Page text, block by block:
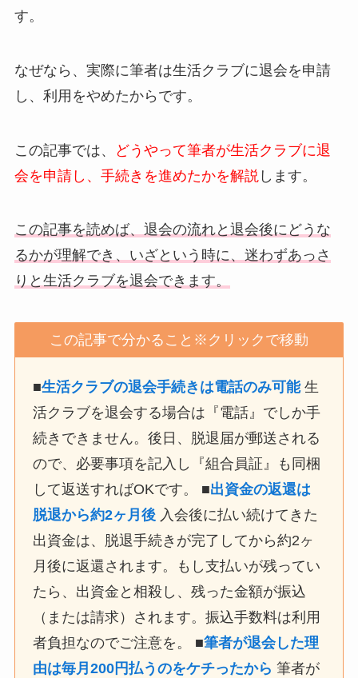
す。
なぜなら、実際に筆者は生活クラブに退会を申請
し、利用をやめたからです。
この記事では、
どうやって筆者が生活クラブに退
会を申請し、手続きを進めたかを解説 します。
この記事を読めば、退会の流れと退会後にどうな
るかが理解でき、いざという時に、迷わずあっさ
りと生活クラブを退会できます。
この記事で分かること※クリックで移動
■生活クラブの退会手続きは電話のみ可能生
活クラブを退会する場合は『電話』でしか手
続きできません。後日、脱退届が郵送される
ので、必要事項を記入し『組合員証』も同梱
して返送すればOKです。 ■出資金の返還は
脱退から約2ヶ月後 入会後に払い続けてきた
出資金は、脱退手続きが完了してから約2ヶ
月後に返還されます。もし支払いが残ってい
たら、出資金と相殺し、残った金額が振込
（または請求）されます。振込手数料は利用
者負担なのでご注意を。 ■筆者が退会した理
由は毎月200円払うのをケチったから 筆者が